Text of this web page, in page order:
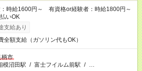
時給1600円～ 有資格or経験者：時給1800円～
いOK
支給あり
全額支給（ガソリン代もOK）
柄市
模沼田駅 / 富士フイルム前駅 / …